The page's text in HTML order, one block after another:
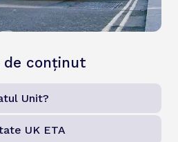
de conținut
Unit?
UK ETA